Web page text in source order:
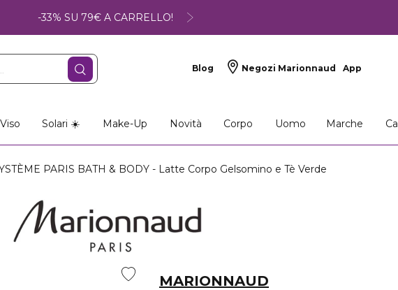
-33% SU 79€ A CARRELLO!
Blog Negozi Marionnaud App
Viso Solari ☀️ Make-Up Novità Corpo Uomo Marche
PARIS BATH & BODY - Latte Corpo Gelsomino e Tè Verde
MARIONNAUD